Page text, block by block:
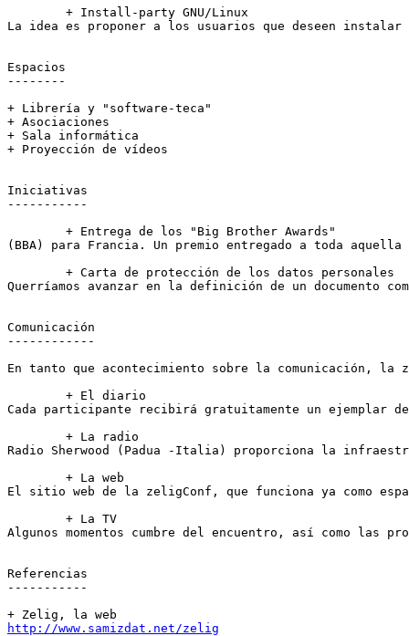
La idea es proponer a los usuarios que deseen
Espacios
--------
+ Librería y "software-teca"
+ Asociaciones
+ Sala informática
+ Proyección de vídeos
Iniciativas
-----------
(BBA) para Francia. Un premio entregado a toda
Querríamos avanzar en la definición de un
Comunicación
------------
En tanto que acontecimiento sobre la comunicación,
Cada participante recibirá gratuitamente un ejemplar
Radio Sherwood (Padua -Italia) proporciona la
El sitio web de la zeligConf, que funciona ya como
Algunos momentos cumbre del encuentro, así como las
Referencias
-----------
http://www.samizdat.net/zelig